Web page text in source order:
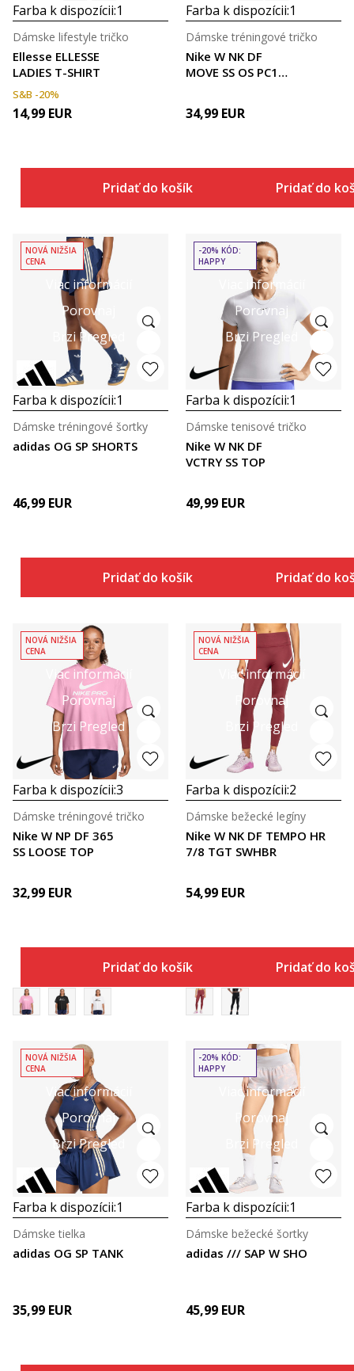
Farba k dispozícii:1
Ellesse ELLESSE
LADIES T-SHIRT
Dámske lifestyle tričko
S&B -20%
14,99 EUR
Pridať do košíka
Farba k dispozícii:1
Nike W NK DF
MOVE SS OS PC1
Dámske tréningové tričko
34,99 EUR
Pridať do
Viac informácií
Porovnaj
Brzi Pregled
NOVÁ NIŽŠIA
CENA
Farba k dispozícii:1
adidas OG SP SHORTS
Dámske tréningové šortky
46,99 EUR
Pridať do košíka
Viac informácií
Porovnaj
Brzi Pregled
-20% KÓD:
HAPPY
Farba k dispozícii:1
Nike W NK DF
VCTRY SS TOP
Dámske tenisové tričko
49,99 EUR
Pridať do
Viac informácií
Porovnaj
Brzi Pregled
NOVÁ NIŽŠIA
CENA
Farba k dispozícii:3
Nike W NP DF 365
SS LOOSE TOP
Dámske tréningové tričko
32,99 EUR
Pridať do košíka
Viac informácií
Porovnaj
Brzi Pregled
NOVÁ NIŽŠIA
CENA
Farba k dispozícii:2
Nike W NK DF TEMPO HR
7/8 TGT SWHBR
Dámske bežecké legíny
54,99 EUR
Pridať do
Viac informácií
Porovnaj
Brzi Pregled
NOVÁ NIŽŠIA
CENA
Farba k dispozícii:1
adidas OG SP TANK
Dámske tielka
35,99 EUR
Viac informácií
Porovnaj
Brzi Pregled
-20% KÓD:
HAPPY
Farba k dispozícii:1
adidas /// SAP W SHO
Dámske bežecké šortky
45,99 EUR